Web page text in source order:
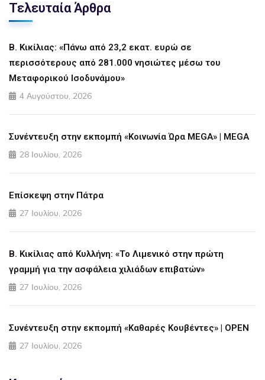
Τελευταία Άρθρα
Β. Κικίλιας: «Πάνω από 23,2 εκατ. ευρώ σε
περισσότερους από 281.000 νησιώτες μέσω του
Μεταφορικού Ισοδυνάμου»
4 Αυγούστου, 2026
Συνέντευξη στην εκπομπή «Κοινωνία Ώρα MEGA» | MEGA
28 Ιουλίου, 2026
Επίσκεψη στην Πάτρα
27 Ιουλίου, 2026
Β. Κικίλιας από Κυλλήνη: «Το Λιμενικό στην πρώτη
γραμμή για την ασφάλεια χιλιάδων επιβατών»
27 Ιουλίου, 2026
Συνέντευξη στην εκπομπή «Καθαρές Κουβέντες» | OPEN
27 Ιουλίου, 2026